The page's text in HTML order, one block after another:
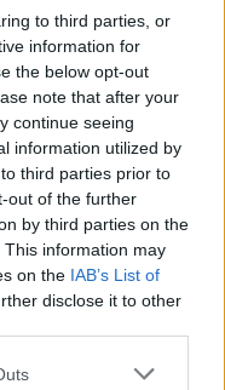
to third parties, or
information for
the below opt-out
note that after your
continue seeing
information utilized by
third parties prior to
out of the further
by third parties on the
This information may
on the IAB’s List of
disclose it to other
one or more Google
utat építeni?
Afrika projektről